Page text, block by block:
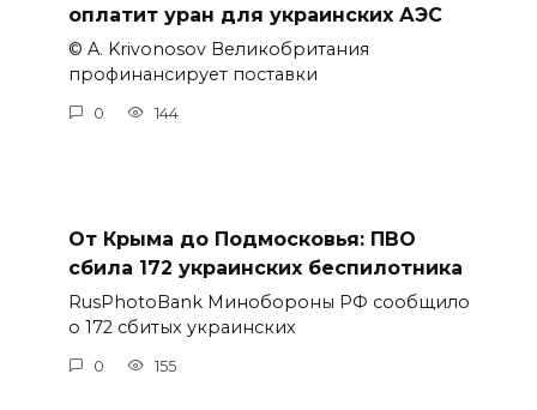
оплатит уран для украинских АЭС
© A. Krivonosov Великобритания
профинансирует поставки
0 144
От Крыма до Подмосковья: ПВО
сбила 172 украинских беспилотника
RusPhotoBank Минобороны РФ сообщило
о 172 сбитых украинских
0 155